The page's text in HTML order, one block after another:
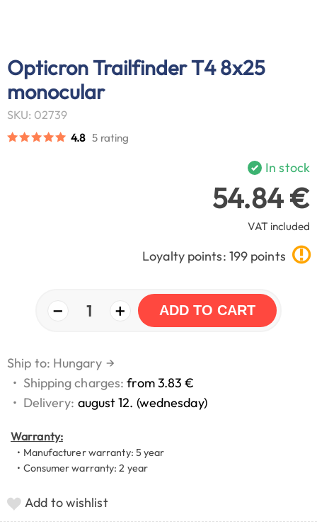
Opticron Trailfinder T4 8x25
monocular
SKU: 02739
4.8 5 rating
In stock
54.84 €
VAT included
Loyalty points: 199 points
− 1 + ADD TO CART
Ship to: Hungary →
• Shipping charges:from 3.83 €
• Delivery: august 12. (wednesday)
Warranty:
• Manufacturer warranty: 5 year
• Consumer warranty: 2 year
Add to wishlist